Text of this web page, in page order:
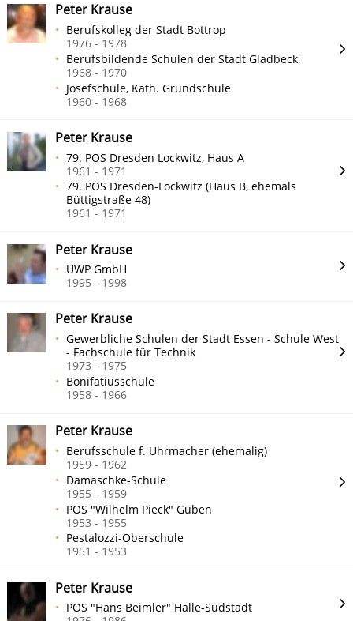
Peter Krause
Berufskolleg der Stadt Bottrop
1976 - 1978
Berufsbildende Schulen der Stadt Gladbeck
1968 - 1970
Josefschule, Kath. Grundschule
1960 - 1968
Peter Krause
79. POS Dresden Lockwitz, Haus A
1961 - 1971
79. POS Dresden-Lockwitz (Haus B, ehemals
Büttigstraße 48)
1961 - 1971
Peter Krause
UWP GmbH
1995 - 1998
Peter Krause
Gewerbliche Schulen der Stadt Essen - Schule West
- Fachschule für Technik
1973 - 1975
Bonifatiusschule
1958 - 1966
Peter Krause
Berufsschule f. Uhrmacher (ehemalig)
1959 - 1962
Damaschke-Schule
1955 - 1959
POS "Wilhelm Pieck" Guben
1953 - 1955
Pestalozzi-Oberschule
1951 - 1953
Peter Krause
POS "Hans Beimler" Halle-Südstadt